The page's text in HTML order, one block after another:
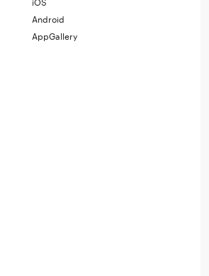
Android
AppGallery